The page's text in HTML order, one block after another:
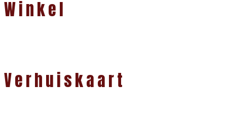
Winkel
Verhuiskaart